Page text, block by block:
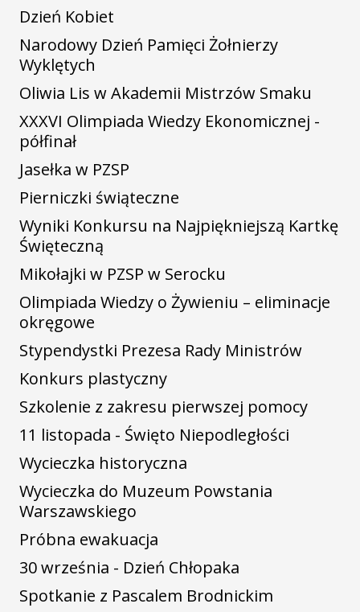
Dzień Kobiet
Narodowy Dzień Pamięci Żołnierzy
Wyklętych
Oliwia Lis w Akademii Mistrzów Smaku
XXXVI Olimpiada Wiedzy Ekonomicznej -
półfinał
Jasełka w PZSP
Pierniczki świąteczne
Wyniki Konkursu na Najpiękniejszą Kartkę
Święteczną
Mikołajki w PZSP w Serocku
Olimpiada Wiedzy o Żywieniu – eliminacje
okręgowe
Stypendystki Prezesa Rady Ministrów
Konkurs plastyczny
Szkolenie z zakresu pierwszej pomocy
11 listopada - Święto Niepodległości
Wycieczka historyczna
Wycieczka do Muzeum Powstania
Warszawskiego
Próbna ewakuacja
30 września - Dzień Chłopaka
Spotkanie z Pascalem Brodnickim